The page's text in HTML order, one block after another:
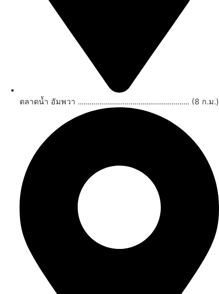
ตลาดน้ำ อัมพวา ......................................................... (8 ก.ม.)